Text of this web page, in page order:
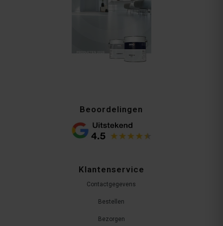
Beoordelingen
Klantenservice
Contactgegevens
Bestellen
Bezorgen